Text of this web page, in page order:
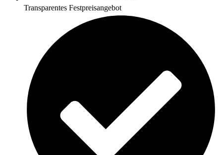
Transparentes Festpreisangebot